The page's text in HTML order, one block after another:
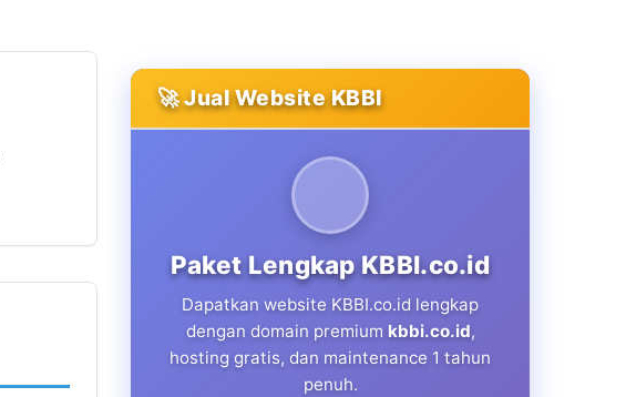
🚀 Jual Website KBBI
Paket Lengkap KBBI.co.id
Dapatkan website KBBI.co.id lengkap
dengan domain premium kbbi.co.id,
hosting gratis, dan maintenance 1 tahun
penuh.